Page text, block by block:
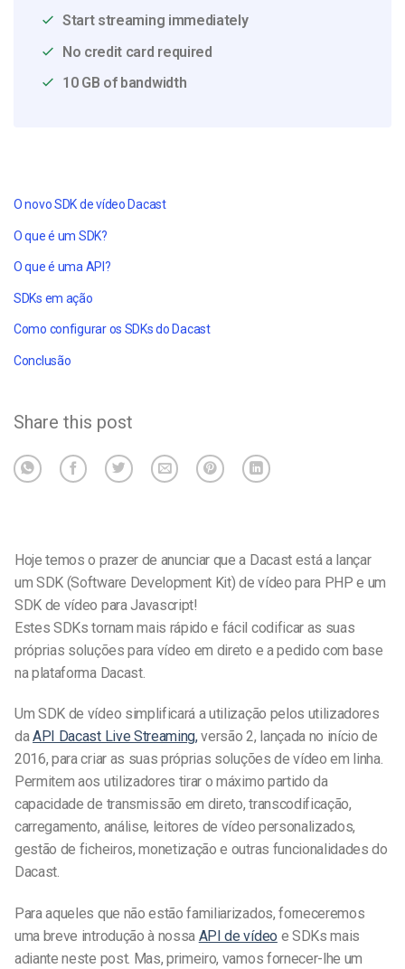
Start streaming immediately
No credit card required
10 GB of bandwidth
O novo SDK de vídeo Dacast
O que é um SDK?
O que é uma API?
SDKs em ação
Como configurar os SDKs do Dacast
Conclusão
Share this post
Hoje temos o prazer de anunciar que a Dacast está a lançar
um SDK (Software Development Kit) de vídeo para PHP e um
SDK de vídeo para Javascript!
Estes SDKs tornam mais rápido e fácil codificar as suas
próprias soluções para vídeo em direto e a pedido com base
na plataforma Dacast.
Um SDK de vídeo simplificará a utilização pelos utilizadores
daAPI Dacast Live Streaming,versão 2, lançada no início de
2016, para criar as suas próprias soluções de vídeo em linha.
Permitem aos utilizadores tirar o máximo partido da
capacidade de transmissão em direto, transcodificação,
carregamento, análise, leitores de vídeo personalizados,
gestão de ficheiros, monetização e outras funcionalidades do
Dacast.
Para aqueles que não estão familiarizados, forneceremos
uma breve introdução à nossa API de vídeo e SDKs mais
adiante neste post. Mas, primeiro, vamos fornecer-lhe um